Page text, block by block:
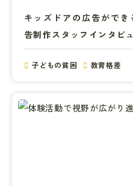
キッズドアの広告がで
告制作スタッフインタビ
子どもの貧困 教育格差